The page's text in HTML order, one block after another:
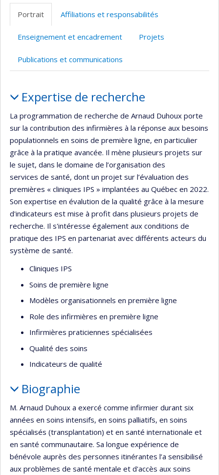
Portrait Affiliations et responsabilités
Enseignement et encadrement Projets
Publications et communications
Expertise de recherche
La programmation de recherche de Arnaud Duhoux porte
sur la contribution des infirmières à la réponse aux besoins
populationnels en soins de première ligne, en particulier
grâce à la pratique avancée. Il mène plusieurs projets sur
le sujet, dans le domaine de l’organisation des
services de santé, dont un projet sur l’évaluation des
premières « cliniques IPS » implantées au Québec en 2022.
Son expertise en évalution de la qualité grâce à la mesure
d'indicateurs est mise à profit dans plusieurs projets de
recherche. Il s'intéresse également aux conditions de
pratique des IPS en partenariat avec différents acteurs du
système de santé.
Cliniques IPS
Soins de première ligne
Modèles organisationnels en première ligne
Role des infirmières en première ligne
Infirmières praticiennes spécialisées
Qualité des soins
Indicateurs de qualité
Biographie
M. Arnaud Duhoux a exercé comme infirmier durant six
années en soins intensifs, en soins palliatifs, en soins
spécialisés (transplantation) et en santé internationale et
en santé communautaire. Sa longue expérience de
bénévole auprès des personnes itinérantes l’a sensibilisé
aux problèmes de santé mentale et d'accès aux soins